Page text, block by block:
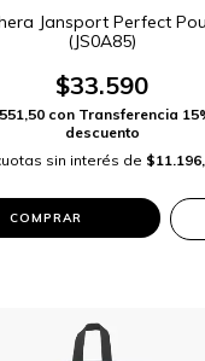
Jansport Perfect
(JS0A85)
$33.590
con Transferencia
descuento
sin interés de
COMPRAR